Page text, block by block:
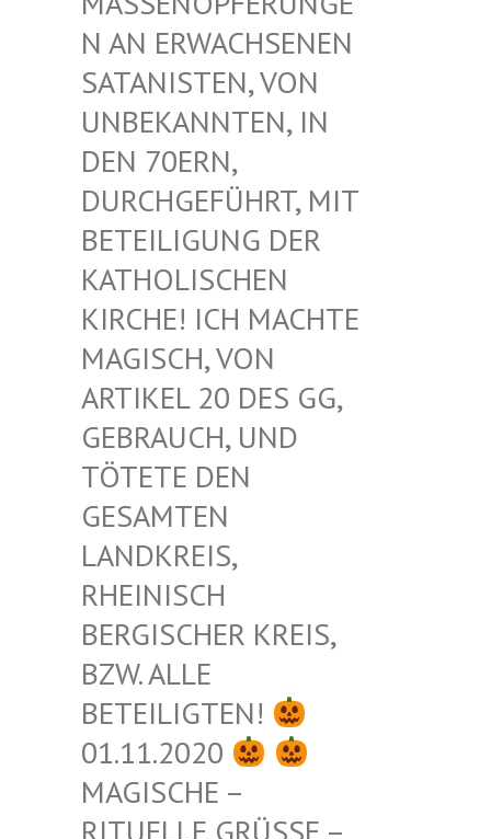
AN ERWACHSENEN S
ATANISTEN, VON U
NBEKANNTEN, IN D
EN 70ERN, D
URCHGEFÜHRT, MIT B
ETEILIGUNG DER K
ATHOLISCHEN K
IRCHE! ICH MACHTE M
AGISCH, VON A
RTIKEL 20 DES GG, G
EBRAUCH, UND T
ÖTETE DEN G
ESAMTEN L
ANDKREIS, R
HEINISCH B
ERGISCHER KREIS, B
ZW. ALLE B
ETEILIGTEN!
01.11.2020
MAGISCHE –
RITUELLE GRÜSSE – G